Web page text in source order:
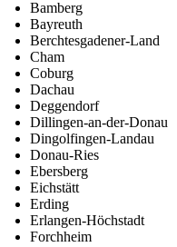
Bamberg
Bayreuth
Berchtesgadener-Land
Cham
Coburg
Dachau
Deggendorf
Dillingen-an-der-Donau
Dingolfingen-Landau
Donau-Ries
Ebersberg
Eichstätt
Erding
Erlangen-Höchstadt
Forchheim